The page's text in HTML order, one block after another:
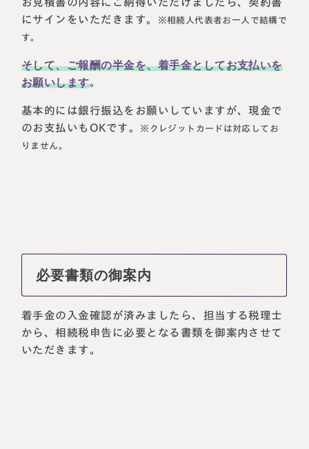
にサインをいただきます。 ※相続人代表者お一人で結構で
す。
そして、ご報酬の半金を、着手金としてお支払いを
お願いします。
基本的には銀行振込をお願いしていますが、現金で
のお支払いもOKです。 ※クレジットカードは対応してお
りません。
必要書類の御案内
着手金の入金確認が済みましたら、担当する税理士
から、相続税申告に必要となる書類を御案内させて
いただきます。